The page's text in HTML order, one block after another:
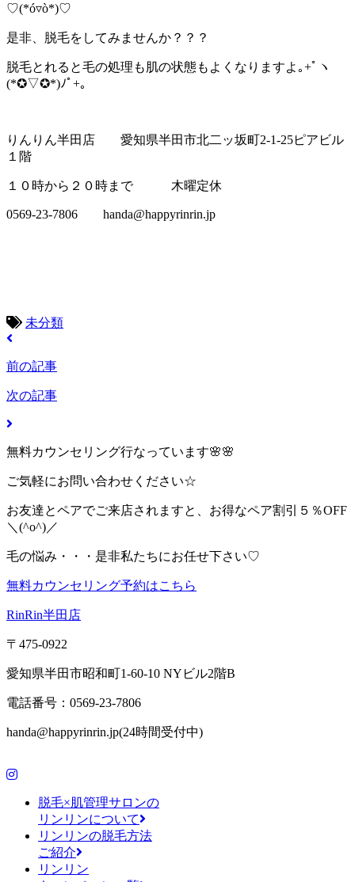
♡(*ó▿ò*)♡
是非、脱毛をしてみませんか？？？
脱毛とれると毛の処理も肌の状態もよくなりますよ｡+ﾟヽ
(*✪▽✪*)ﾉﾟ+｡
りんりん半田店 愛知県半田市北二ッ坂町2-1-25ピアビル
１階
１０時から２０時まで 木曜定休
0569-23-7806 handa@happyrinrin.jp
未分類
前の記事
次の記事
無料カウンセリング行なっています🌸🌸
ご気軽にお問い合わせください☆
お友達とペアでご来店されますと、お得なペア割引５％OFF
＼(^o^)／
毛の悩み・・・是非私たちにお任せ下さい♡
無料カウンセリング予約はこちら
RinRin半田店
〒475-0922
愛知県半田市昭和町1-60-10 NYビル2階B
電話番号：0569-23-7806
handa@happyrinrin.jp(24時間受付中)
脱毛×肌管理サロンの
リンリンについて
リンリンの脱毛方法
ご紹介
リンリン